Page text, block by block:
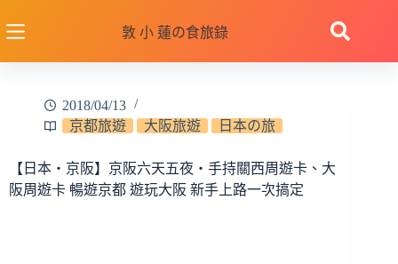
至
敦 小 蓮の食旅錄
2018/04/13
京都旅遊
大阪旅遊 日本の旅
【日本‧京阪】京阪六天五夜‧手持關西周遊卡、大
阪周遊卡 暢遊京都 遊玩大阪 新手上路一次搞定